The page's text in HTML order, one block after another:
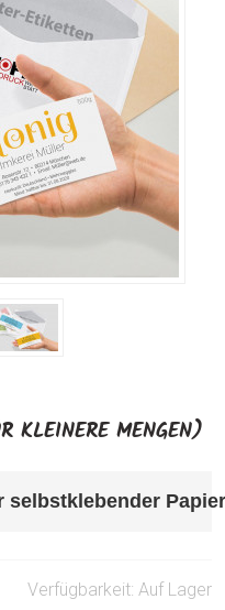
KLEINERE MENGEN)
selbstklebender
Verfügbarkeit: Auf Lager